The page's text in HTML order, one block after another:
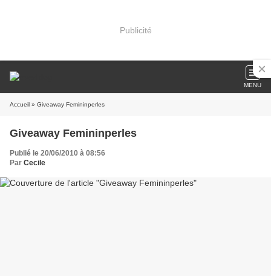
Publicité
MENU
Accueil » Giveaway Femininperles
Giveaway Femininperles
Publié le 20/06/2010 à 08:56
Par Cecile